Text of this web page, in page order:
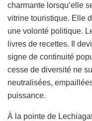
charmante lorsqu’elle
vitrine touristique. Elle
une volonté politique.
livres de recettes. Il
signe de continuité
cesse de diversité ne
neutralisées,
puissance.
À la pointe de